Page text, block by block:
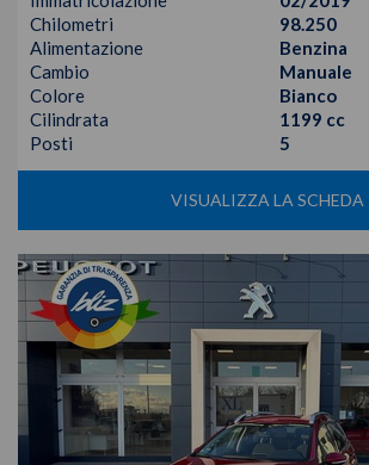
Chilometri
98.250
Alimentazione
Benzina
Cambio
Manuale
Colore
Bianco
Cilindrata
1199 cc
Posti
5
VISUALIZZA LA SCHEDA